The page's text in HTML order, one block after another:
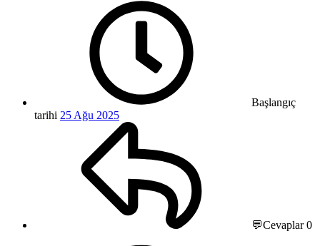
Başlangıç
tarihi 25 Ağu 2025
💬Cevaplar0